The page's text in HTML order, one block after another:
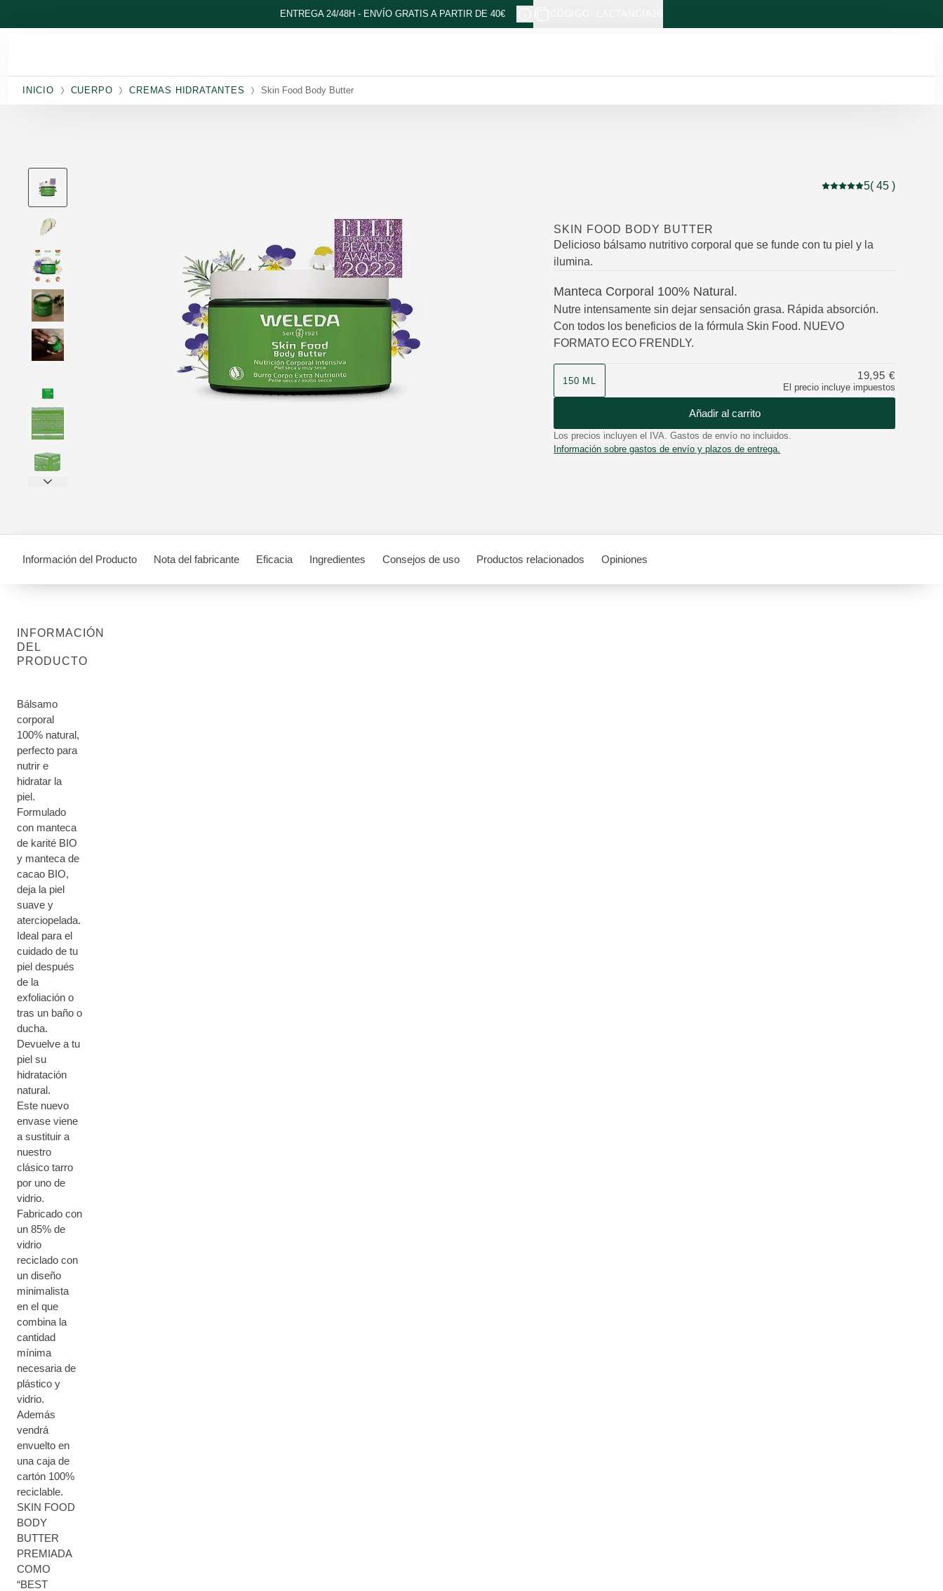
ENTREGA 24/48H - ENVÍO GRATIS A PARTIR DE 40€
INICIO CUERPO CREMAS HIDRATANTES Skin Food Body Butter
Puntuación: 5 / 5
5( 45 )
SKIN FOOD BODY BUTTER
Delicioso bálsamo nutritivo corporal que se funde con tu piel y la
ilumina.
Manteca Corporal 100% Natural.
Nutre intensamente sin dejar sensación grasa. Rápida absorción.
Con todos los beneficios de la fórmula Skin Food. NUEVO
FORMATO ECO FRENDLY.
150 ML
El precio incluye impuestos
19,95 €
Añadir al carrito
Los precios incluyen el IVA. Gastos de envío no incluidos.
Información sobre gastos de envío y plazos de entrega.
Información del Producto Nota del fabricante Eficacia Ingredientes Consejos de uso Productos relacionados Opiniones
INFORMACIÓN
DEL
PRODUCTO
Bálsamo
corporal
100% natural,
perfecto para
nutrir e
hidratar la
piel.
Formulado
con manteca
de karité BIO
y manteca de
cacao BIO,
deja la piel
suave y
aterciopelada.
Ideal para el
cuidado de tu
piel después
de la
exfoliación o
tras un baño o
ducha.
Devuelve a tu
piel su
hidratación
natural.
Este nuevo
envase viene
a sustituir a
nuestro
clásico tarro
por uno de
vidrio.
Fabricado con
un 85% de
vidrio
reciclado con
un diseño
minimalista
en el que
combina la
cantidad
mínima
necesaria de
plástico y
vidrio.
Además
vendrá
envuelto en
una caja de
cartón 100%
reciclable.
SKIN FOOD
BODY
BUTTER
PREMIADA
COMO
“BEST